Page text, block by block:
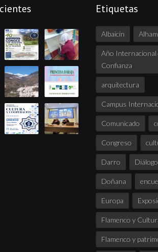
Etiquetas
Albaicín
Año Internacional
Confianza
arquitectura
Campus
Comunicado
Congreso
Darro
Doñana
Europa
Flamenco y
Flamenco y